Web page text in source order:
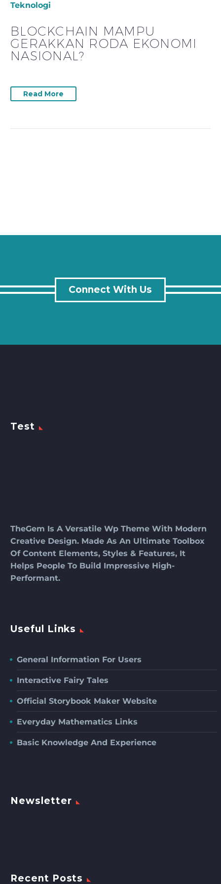
Teknologi
BLOCKCHAIN MAMPU
GERAKKAN RODA EKONOMI
NASIONAL?
Read More
Connect With Us
Test
TheGem Is A Versatile Wp Theme With Modern
Creative Design. Made As An Ultimate Toolbox
Of Content Elements, Styles & Features, It
Helps People To Build Impressive High-
Performant.
Useful Links
General Information For Users
Interactive Fairy Tales
Official Storybook Maker Website
Everyday Mathematics Links
Basic Knowledge And Experience
Newsletter
Recent Posts